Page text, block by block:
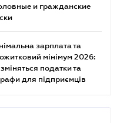
и гражданские
зарплата та
мінімум 2026:
податки та
для підприємців